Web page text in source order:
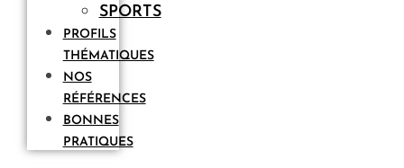
SPORTS
PROFILS
THÉMATIQUES
NOS
RÉFÉRENCES
BONNES
PRATIQUES